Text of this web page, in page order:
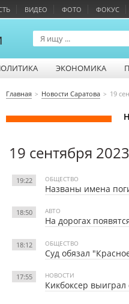
ВИДЕО ФОТО ФОКУС
ЭКОНОМИКА
Главная Новости Саратова 19
19 сентября 2023
19:22 ОБЩЕСТВО
Названы имена
18:50 АВТО
На дорогах
18:12 ОБЩЕСТВО
Суд обязал
17:55 НОВОСТИ
Кикбоксер